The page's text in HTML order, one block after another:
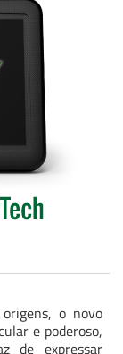
o novo
e poderoso,
de expressar